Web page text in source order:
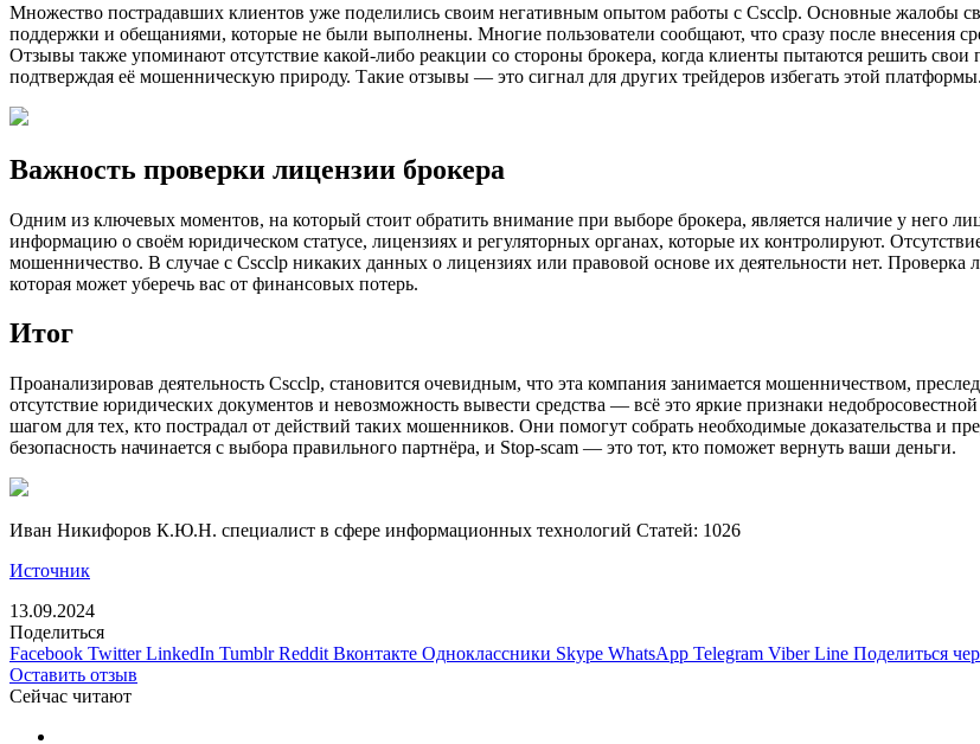
Множество пострадавших клиентов уже поделились своим негативным опытом работы с Cscclp. Основные жалобы
поддержки и обещаниями, которые не были выполнены. Многие пользователи сообщают, что сразу после внесения
Отзывы также упоминают отсутствие какой-либо реакции со стороны брокера, когда клиенты пытаются решить
подтверждая её мошенническую природу. Такие отзывы — это сигнал для других трейдеров избегать этой платформы.
Важность проверки лицензии брокера
Одним из ключевых моментов, на который стоит обратить внимание при выборе брокера, является наличие у него
информацию о своём юридическом статусе, лицензиях и регуляторных органах, которые их контролируют.
мошенничество. В случае с Cscclp никаких данных о лицензиях или правовой основе их деятельности нет.
которая может уберечь вас от финансовых потерь.
Итог
Проанализировав деятельность Cscclp, становится очевидным, что эта компания занимается мошенничеством,
отсутствие юридических документов и невозможность вывести средства — всё это яркие признаки
шагом для тех, кто пострадал от действий таких мошенников. Они помогут собрать необходимые доказательства и
безопасность начинается с выбора правильного партнёра, и Stop-scam — это тот, кто поможет вернуть ваши деньги.
Иван Никифоров К.Ю.Н. специалист в сфере информационных технологий Cтатей: 1026
Источник
13.09.2024
Поделиться
Facebook Twitter LinkedIn Tumblr Reddit Вконтакте Одноклассники Skype WhatsApp Telegram Viber Line Поделиться
Оставить отзыв
Сейчас читают